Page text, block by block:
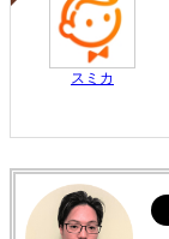
スミカ